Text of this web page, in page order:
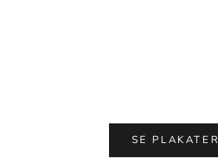
SE PLAKATER